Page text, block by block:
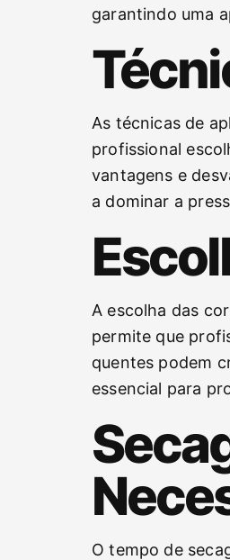
garantindo uma
As técnicas de
profissional
vantagens e
a dominar a
A escolha das
permite que
quentes podem
essencial para
O tempo de